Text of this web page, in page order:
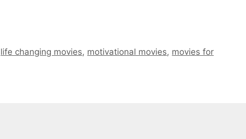
life changing movies, motivational movies, movies for